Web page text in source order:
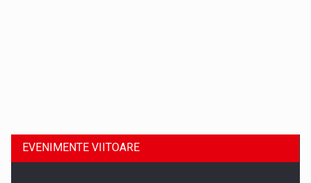
EVENIMENTE VIITOARE